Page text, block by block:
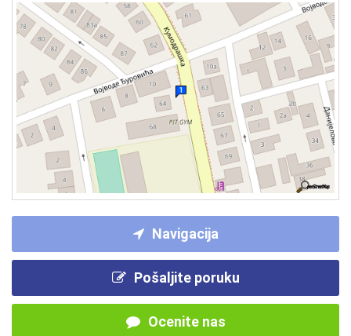
Navigacija
Pošaljite poruku
Ocenite nas